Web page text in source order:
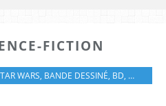
FICTION
WARS, BANDE DESSINÉ, BD, ALBUM